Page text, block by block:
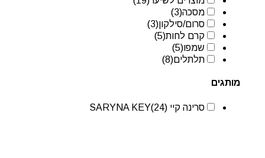
מסכה(3)
סרום/סילקון(3)
קרם לחות(5)
שמפו(5)
תלתלים(8)
מותגים
סרינה קיי SARYNA KEY(24)